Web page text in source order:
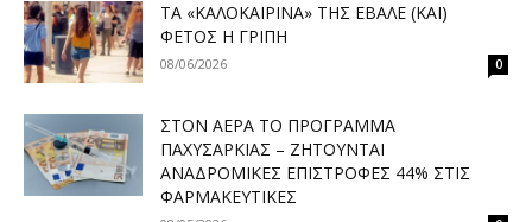
ΤΑ «ΚΑΛΟΚΑΙΡΙΝΆ» ΤΗΣ ΈΒΑΛΕ (ΚΑΙ)
ΦΈΤΟΣ Η ΓΡΊΠΗ
08/06/2026 0
ΣΤΟΝ ΑΈΡΑ ΤΟ ΠΡΌΓΡΑΜΜΑ
ΠΑΧΥΣΑΡΚΊΑΣ – ΖΗΤΟΎΝΤΑΙ
ΑΝΑΔΡΟΜΙΚΈΣ ΕΠΙΣΤΡΟΦΈΣ 44% ΣΤΙΣ
ΦΑΡΜΑΚΕΥΤΙΚΈΣ